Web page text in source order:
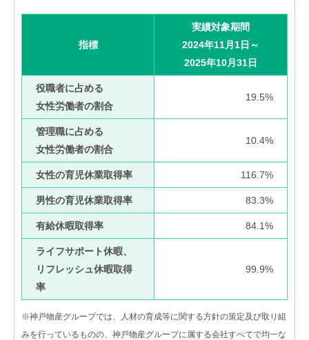
指標
実績対象期間
2024年11月1日～
2025年10月31日
役職者に占める
女性労働者の割合
19.5%
管理職に占める
女性労働者の割合
10.4%
女性の育児休業取得率 116.7%
男性の育児休業取得率 83.3%
有給休暇取得率 84.1%
ライフサポート休暇、
リフレッシュ休暇取得
率
99.9%
※神戸物産グループでは、人材の育成等に関する方針の策定及び取り組
みを行っているものの、神戸物産グループに属する会社すべてで均一な